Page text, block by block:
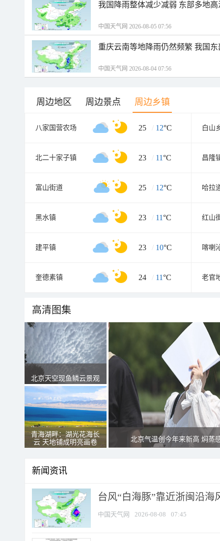
我国降雨整体减少减弱 东部多地
中国天气网 2026-08-05 07:56
重庆云南等地降雨仍然频繁 我国
中国天气网 2026-08-04 07:56
周边地区 周边景点 周边乡镇
八家国营农场 25 / 12°C 白山
北二十家子镇 23 / 11°C 昌隆
富山街道 25 / 12°C 哈拉
黑水镇 23 / 11°C 红山
建平镇 23 / 10°C 喀喇
奎德素镇 24 / 11°C 老官
高清图集
北京天空现鱼鳞云景观
青海湖畔：湖光花海长
云 天地铺成明亮画卷
北京气温创今年来新高 焖蒸
新闻资讯
台风“白海豚”靠近浙闽沿
中国天气网 2026-08-08 07:45